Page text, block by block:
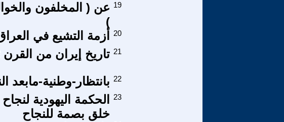
عن ( المخلفون
)
19
أزمة التشيع في 20
تاريخ إيران من القرن 13 الميلادي إلى وقتنا الحالي. 21
بانتظار-وطنية-مابعد 22
خلق بصمة للنجاح
23